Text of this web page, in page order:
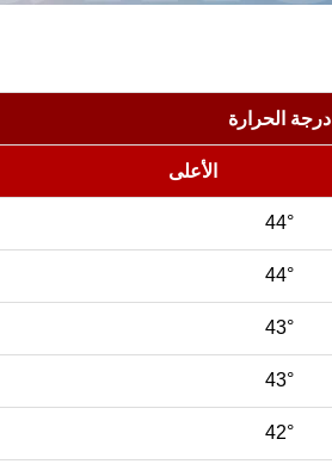
درجة الحرارة
الأعلى
44°
44°
43°
43°
42°